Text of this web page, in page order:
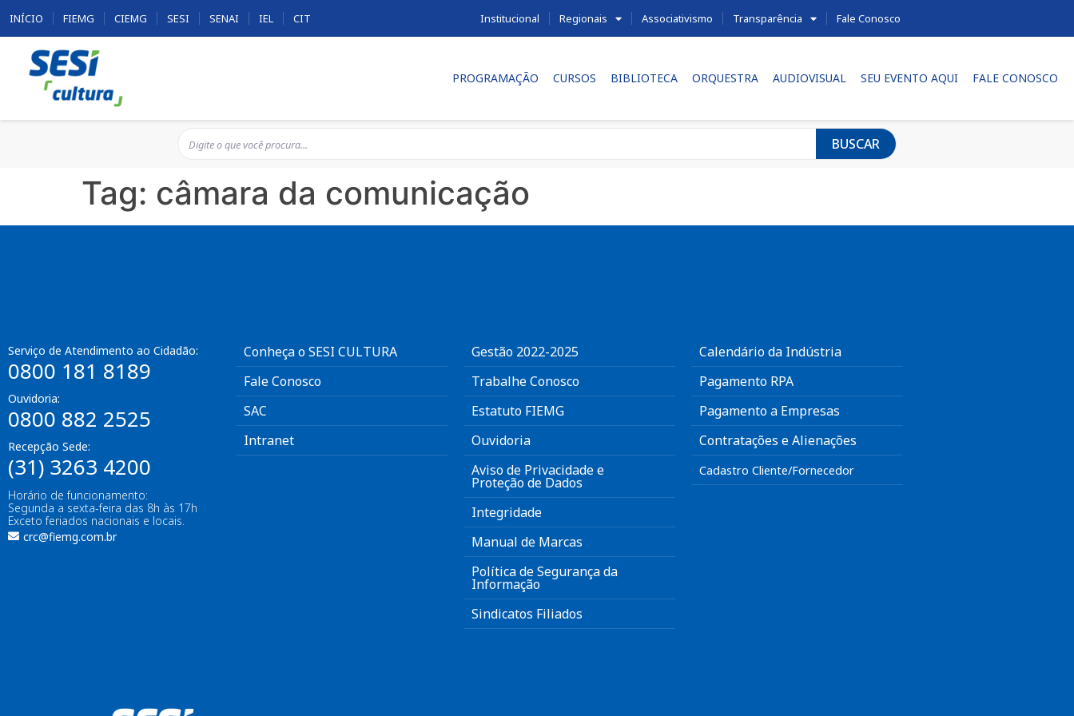
INÍCIO FIEMG CIEMG SESI SENAI IEL CIT Institucional Regionais Associativismo Transparência Fale Conosco
PROGRAMAÇÃO CURSOS BIBLIOTECA ORQUESTRA AUDIOVISUAL SEU EVENTO AQUI FALE CONOSCO
BUSCAR
Tag: câmara da comunicação
Serviço de Atendimento ao Cidadão:
0800 181 8189
Ouvidoria:
0800 882 2525
Recepção Sede:
(31) 3263 4200
Horário de funcionamento:
Segunda a sexta-feira das 8h às 17h
Exceto feriados nacionais e locais.
crc@fiemg.com.br
Conheça o SESI CULTURA
Fale Conosco
SAC
Intranet
Gestão 2022-2025
Trabalhe Conosco
Estatuto FIEMG
Ouvidoria
Aviso de Privacidade e
Proteção de Dados
Integridade
Manual de Marcas
Política de Segurança da
Informação
Sindicatos Filiados
Calendário da Indústria
Pagamento RPA
Pagamento a Empresas
Contratações e Alienações
Cadastro Cliente/Fornecedor